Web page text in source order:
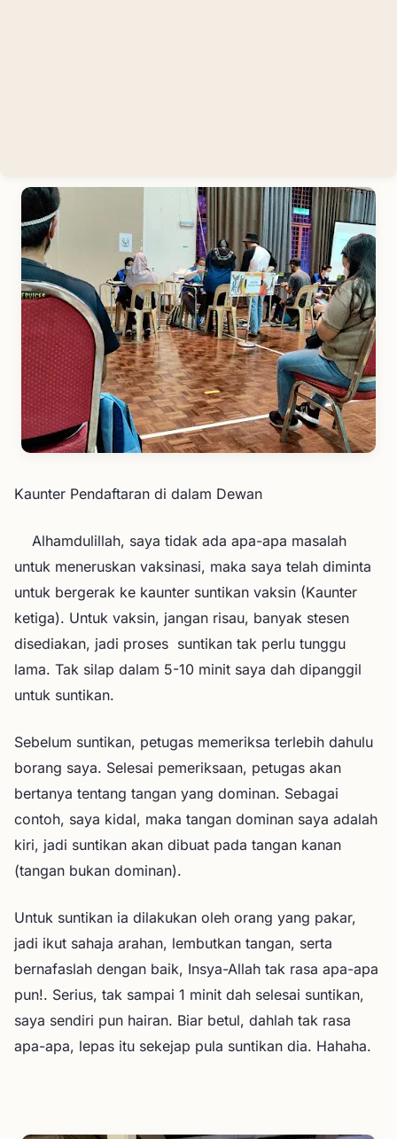
Kaunter Pendaftaran di dalam Dewan
Alhamdulillah, saya tidak ada apa-apa masalah
untuk meneruskan vaksinasi, maka saya telah diminta
untuk bergerak ke kaunter suntikan vaksin (Kaunter
ketiga). Untuk vaksin, jangan risau, banyak stesen
disediakan, jadi proses suntikan tak perlu tunggu
lama. Tak silap dalam 5-10 minit saya dah dipanggil
untuk suntikan.
Sebelum suntikan, petugas memeriksa terlebih dahulu
borang saya. Selesai pemeriksaan, petugas akan
bertanya tentang tangan yang dominan. Sebagai
contoh, saya kidal, maka tangan dominan saya adalah
kiri, jadi suntikan akan dibuat pada tangan kanan
(tangan bukan dominan).
Untuk suntikan ia dilakukan oleh orang yang pakar,
jadi ikut sahaja arahan, lembutkan tangan, serta
bernafaslah dengan baik, Insya-Allah tak rasa apa-apa
pun!. Serius, tak sampai 1 minit dah selesai suntikan,
saya sendiri pun hairan. Biar betul, dahlah tak rasa
apa-apa, lepas itu sekejap pula suntikan dia. Hahaha.